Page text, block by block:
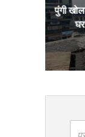
पुंगी